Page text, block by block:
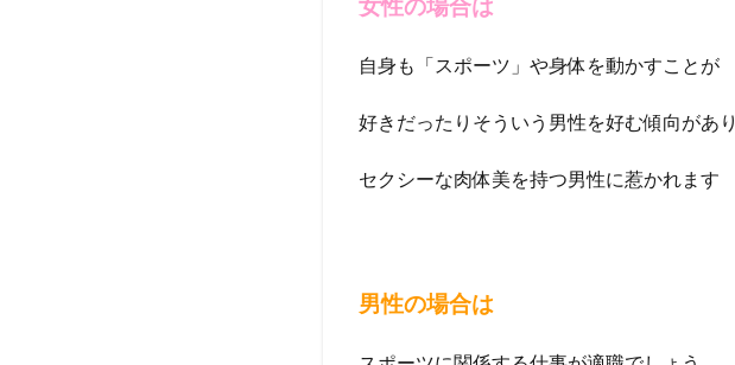
女性の場合は
自身も「スポーツ」や身体を動かすことが
好きだったりそういう男性を好む傾向があり
セクシーな肉体美を持つ男性に惹かれます
男性の場合は